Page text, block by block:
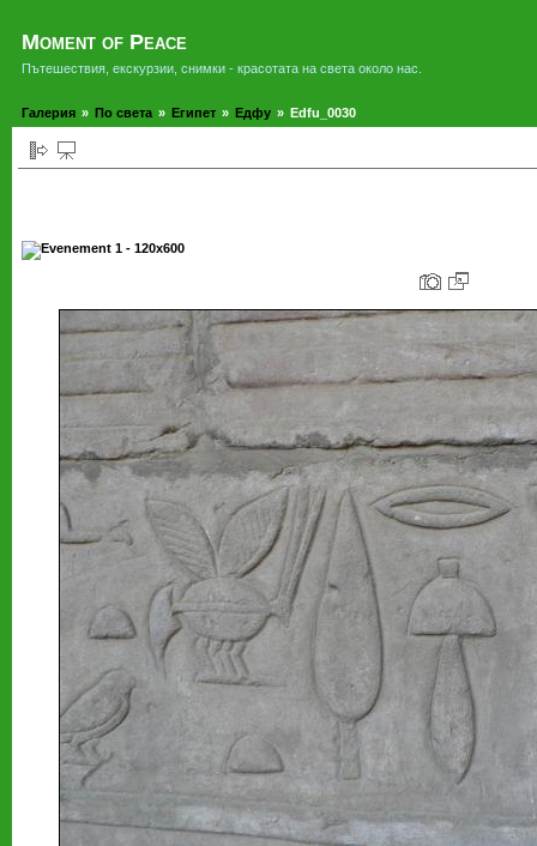
Moment of Peace
Пътешествия, екскурзии, снимки - красотата на света около нас.
Галерия » По света » Египет » Едфу » Edfu_0030